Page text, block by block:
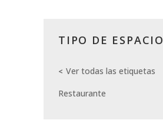
TIPO DE ESPACIO
Ver todas las etiquetas
Restaurante